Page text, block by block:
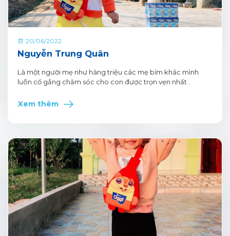
20/06/2022
Nguyễn Trung Quân
Là một người mẹ như hàng triệu các mẹ bỉm khác mình
luôn cố gắng chăm sóc cho con được trọn vẹn nhất .
Xem thêm